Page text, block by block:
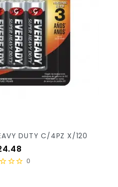
DUTY C/4PZ X/120
0